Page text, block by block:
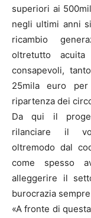
superiori ai
negli ultimi anni
ricambio
oltretutto
consapevoli,
25mila euro
ripartenza dei
Da qui il
rilanciare il
oltremodo dal
come spesso
alleggerire il
burocrazia
«A fronte di